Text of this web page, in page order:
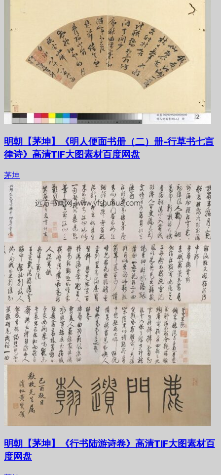
明朝【茅坤】《明人便面书册（二）册-行草书七言
律诗》高清TIF大图素材百度网盘
茅坤
明朝【茅坤】《行书陆游诗卷》高清TIF大图素材百
度网盘